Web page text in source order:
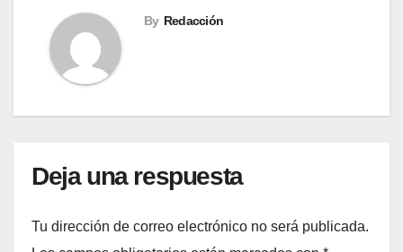
By Redacción
Deja una respuesta
Tu dirección de correo electrónico no será publicada.